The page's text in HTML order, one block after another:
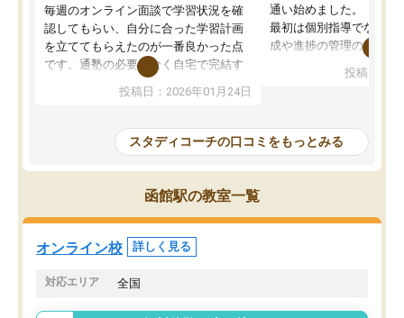
毎週のオンライン面談で学習状況を確
認してもらい、自分に合った学習計画
を立ててもらえたのが一番良かった点
です。通塾の必要がなく自宅で完結す
たです。コーチが現役大学生で相談し
安も気軽に話せました。勉強習慣が身
についたと感じています。また、チャ
ットで質問できるのも便利でした。一
人では迷いがちだった受験勉強を、最
だと思います。
投稿日：2026年01月24日
通い始めました。
最初は個別指導でなく、
成や進捗の管理のみのコ
じ個別指導コースに変更
性が良くなかったです。
モチベーションが上がら
にやめてしまいました。
の方の予定が空いていな
投稿日：
スタディコーチの口コミをもっとみる
函館駅の教室一覧
オンライン校 詳しく見る
対応エリア 全国